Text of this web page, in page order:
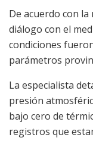
De acuerdo con
diálogo con el
condiciones
parámetros
La especialista
presión
bajo cero de
registros que